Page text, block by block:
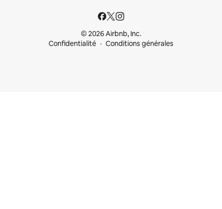
© 2026 Airbnb, Inc.
Confidentialité
Conditions générales